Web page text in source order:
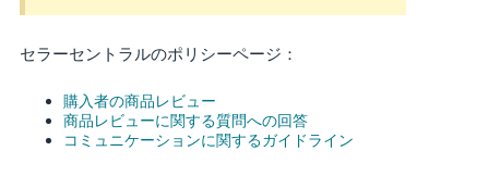
セラーセントラルのポリシーページ：
購入者の商品レビュー
商品レビューに関する質問への回答
コミュニケーションに関するガイドライン